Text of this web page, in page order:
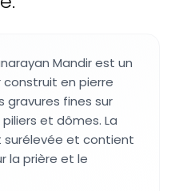
Mandir est un
en pierre
gravures fines sur
et dômes. La
et contient
la prière et le